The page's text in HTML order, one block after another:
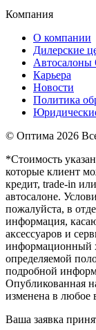
Компания
О компании
Дилерские
Автосалоны
Карьера
Новости
Политика
© Оптима 2026
*Стоимость
которые клиент
кредит, trade-in
автосалоне.
пожалуйста, в
информация,
аксессуаров и
информационный
определяемой
подробной
Опубликованная
изменена в любое
Ваша заявка